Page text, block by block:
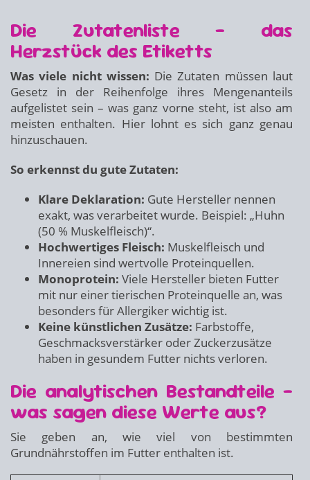
Die Zutatenliste – das
Herzstück des Etiketts
Was viele nicht wissen: Die Zutaten müssen laut
Gesetz in der Reihenfolge ihres Mengenanteils
aufgelistet sein – was ganz vorne steht, ist also am
meisten enthalten. Hier lohnt es sich ganz genau
hinzuschauen.
So erkennst du gute Zutaten:
Klare Deklaration: Gute Hersteller nennen
exakt, was verarbeitet wurde. Beispiel: „Huhn
(50 % Muskelfleisch)“.
Hochwertiges Fleisch: Muskelfleisch und
Innereien sind wertvolle Proteinquellen.
Monoprotein: Viele Hersteller bieten Futter
mit nur einer tierischen Proteinquelle an, was
besonders für Allergiker wichtig ist.
Keine künstlichen Zusätze: Farbstoffe,
Geschmacksverstärker oder Zuckerzusätze
haben in gesundem Futter nichts verloren.
Die analytischen Bestandteile –
was sagen diese Werte aus?
Sie geben an, wie viel von bestimmten
Grundnährstoffen im Futter enthalten ist.